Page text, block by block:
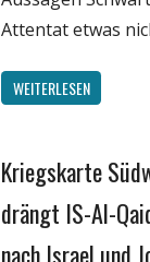
Attentat etwas
WEITERLESEN
Gesellschaft
Wissenschaft
Kriegskarte
drängt IS-Al-
nach Israel und